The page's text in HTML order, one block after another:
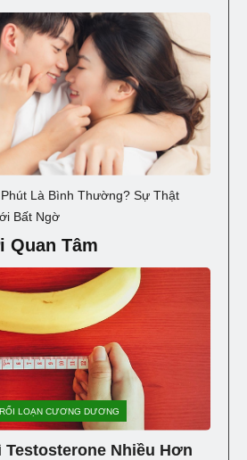
Là Bình Thường? Sự Thật
Bất Ngờ
Quan Tâm
RỐI LOẠN CƯƠNG DƯƠNG
Testosterone Nhiều Hơn